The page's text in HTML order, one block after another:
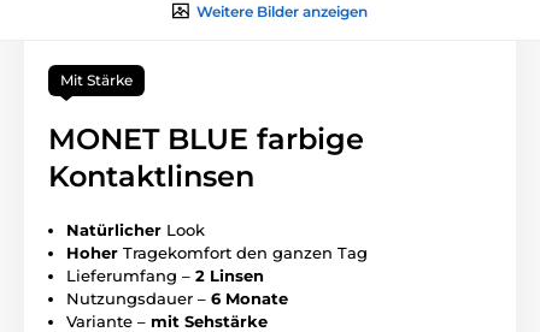
Weitere Bilder anzeigen
Mit Stärke
MONET BLUE farbige
Kontaktlinsen
Natürlicher Look
Hoher Tragekomfort den ganzen Tag
Lieferumfang – 2 Linsen
Nutzungsdauer – 6 Monate
Variante – mit Sehstärke